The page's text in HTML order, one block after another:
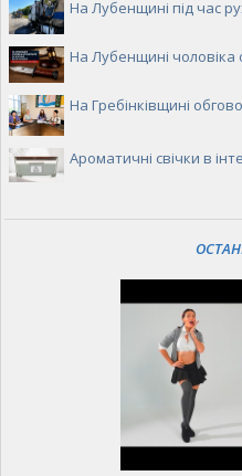
На Лубенщині під час
На Лубенщині
На Гребінківщині
Ароматичні свічки в